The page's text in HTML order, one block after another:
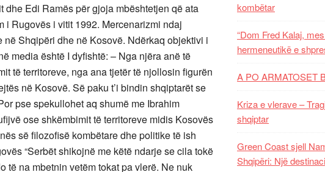
Edi Ramës për gjoja mbështetjen që ata
i Rugovës i vitit 1992. Mercenarizmi ndaj
Shqipëri dhe në Kosovë. Ndërkaq objektivi i
media është I dyfishtë: – Nga njëra anë të
të territoreve, nga ana tjetër të njollosin figurën
në Kosovë. Së paku t’i bindin shqiptarët se
pse spekullohet aq shumë me Ibrahim
ose shkëmbimit të territoreve midis Kosovës
së filozofisë kombëtare dhe politike të ish
“Serbët shikojnë me këtë ndarje se cila tokë
të na mbetnin vetëm tokat pa vlerë. Ne nuk
kombëtar
“Dom Fred Kalaj,
hermeneutikë e
A PO ARMATOSET
Kriza e vlerave –
shqiptar
Green Coast sjell
Shqipëri: Një